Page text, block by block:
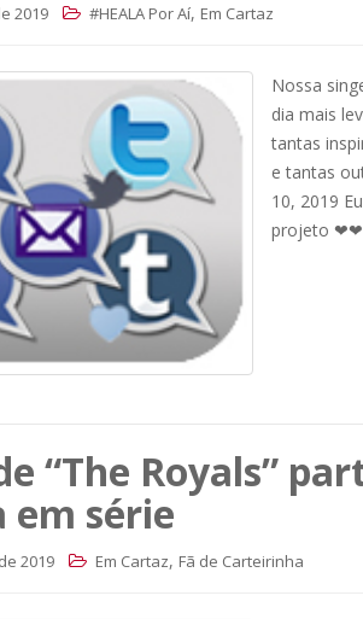
2019 #HEALA Por Aí, Em Cartaz
Nossa
dia mais
tantas
e tantas
10, 2019
projeto
“The Royals”
em série
2019 Em Cartaz, Fã de Carteirinha